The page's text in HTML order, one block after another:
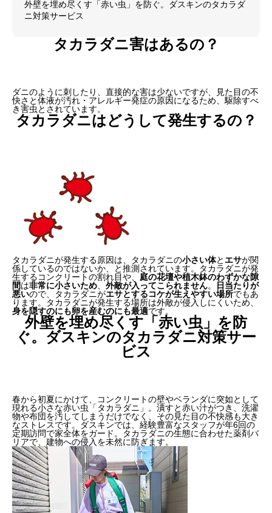
外壁を埋め尽くす「赤い虫」を防ぐ。ダスキンのタカラダ
ニ対策サービス
タカラダニ害はあるの？
ダニのように刺したり、直接的な害は少ないですが、見た目の不
快さと体液が汚れ・アレルギー発症の原因になるため、駆除すべ
き害虫とされています。
タカラダニはどうして発生するの？
タカラダニが発生する原因は、タカラダニの小さい体と エサが関
係しているのではないか、と推測されています。タカラダニが発
生するコンクリートの割れ目や、 庭の花壇や植木鉢のわずかな隙
間は非常に小さいため、 外敵が入ってこられません。
日当たりが
悪いので、タカラダニがエサとするコケが生えやすい場所でもあ
ります。タカラダニが発生する場所は外敵が侵入しにくいため、
身を隠すのにも卵を産むのにも最適です。
外壁を埋め尽くす「赤い虫」を防
ぐ。ダスキンのタカラダニ対策サー
ビス
春から初夏にかけて、コンクリートの壁やベランダに突如として
現れる小さな赤い虫「タカラダニ」。潰すと赤い汁がつき、洗濯
物や布団を汚してしまうだけでなく、その見た目の不快感も大き
なストレスです。ダスキンでは、経験豊富なスタッフが年6回の
定期訪問で家全体をガード。タカラダニの生態に合わせた薬剤バ
リアで、建物への侵入を未然に防ぎます。